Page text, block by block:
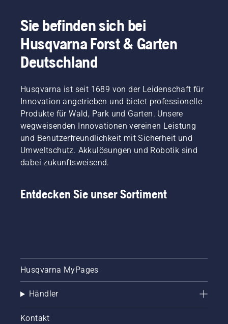
Sie befinden sich bei
Husqvarna Forst & Garten
Deutschland
Husqvarna ist seit 1689 von der Leidenschaft für
Innovation angetrieben und bietet professionelle
Produkte für Wald, Park und Garten. Unsere
wegweisenden Innovationen vereinen Leistung
und Benutzerfreundlichkeit mit Sicherheit und
Umweltschutz. Akkulösungen und Robotik sind
dabei zukunftsweisend.
Entdecken Sie unser Sortiment
Husqvarna MyPages
Händler
Kontakt